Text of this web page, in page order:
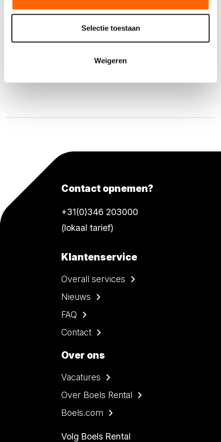
Selectie toestaan
Weigeren
Buffet balie inklapbaar
€99,22 (incl. 21% BTW)
Contact opnemen?
+31(0)346 203000
(lokaal tarief)
Klantenservice
Overall services
Nieuws
FAQ
Contact
Over ons
Vacatures
Over Boels Rental
Boels.com
Volg Boels Rental